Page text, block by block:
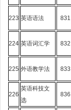
223 英语语法 831
224 英语词汇学 832
225 外语教学法 833
226
英语科技文
选
836